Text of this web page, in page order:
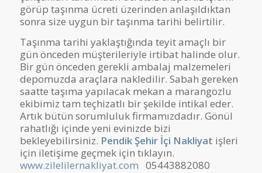
görüp taşınma ücreti üzerinden anlaşıldıktan
sonra size uygun bir taşınma tarihi belirtilir.
Taşınma tarihi yaklaştığında teyit amaçlı bir
gün önceden müşterileriyle irtibat halinde olur.
Bir gün önceden gerekli ambalaj malzemeleri
depomuzda araçlara nakledilir. Sabah gereken
saatte taşıma yapılacak mekan a marangozlu
ekibimiz tam teçhizatlı bir şekilde intikal eder.
Artık bütün sorumluluk firmamızdadır. Gönül
rahatlığı içinde yeni evinizde bizi
bekleyebilirsiniz. Pendik Şehir İçi Nakliyat işleri
için iletişime geçmek için tıklayın.
www.zilelilernakliyat.com 05443882080